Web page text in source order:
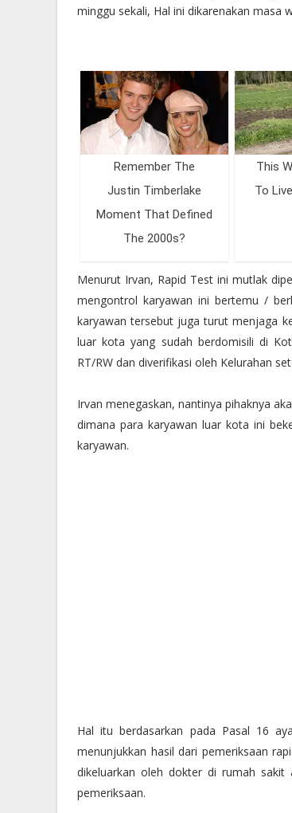
minggu sekali, Hal ini dikarenakan masa
Menurut Irvan, Rapid Test ini mutlak
mengontrol karyawan ini bertemu /
karyawan tersebut juga turut menjaga
luar kota yang sudah berdomisili di
RT/RW dan diverifikasi oleh Kelurahan
Irvan menegaskan, nantinya pihaknya
dimana para karyawan luar kota ini
karyawan.
Hal itu berdasarkan pada Pasal 16
menunjukkan hasil dari pemeriksaan
dikeluarkan oleh dokter di rumah
pemeriksaan.